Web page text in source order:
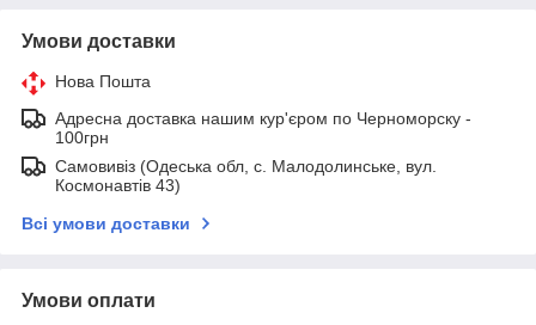
Умови доставки
Нова Пошта
Адресна доставка нашим кур'єром по Черноморску -
100грн
Самовивіз (Одеська обл, с. Малодолинське, вул.
Космонавтів 43)
Всі умови доставки
Умови оплати